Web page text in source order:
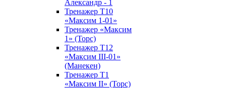
Александр - 1
Тренажер Т10
«Максим 1-01»
Тренажер «Максим
1» (Торс)
Тренажер T12
«Максим III-01»
(Манекен)
Тренажер Т1
«Максим II» (Торс)